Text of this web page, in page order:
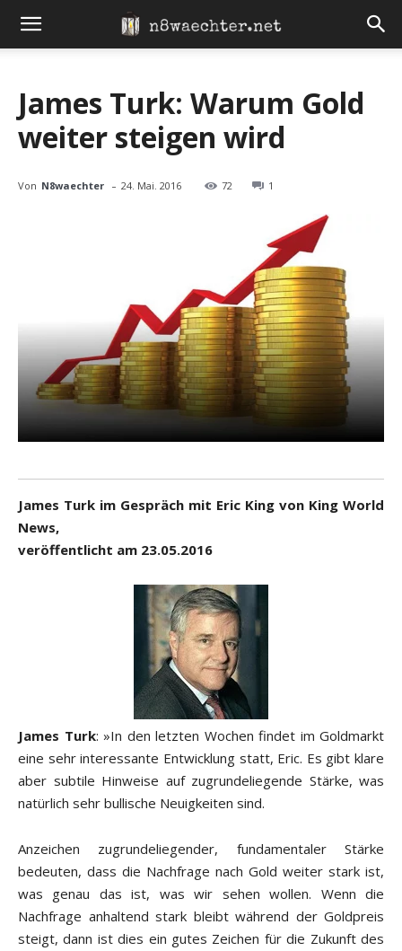
James Turk: Warum Gold
weiter steigen wird
Von N8waechter - 24. Mai. 2016 72 1
James Turk im Gespräch mit Eric King von King World
News,
veröffentlicht am 23.05.2016
James Turk: »In den letzten Wochen findet im Goldmarkt
eine sehr interessante Entwicklung statt, Eric. Es gibt klare
aber subtile Hinweise auf zugrundeliegende Stärke, was
natürlich sehr bullische Neuigkeiten sind.
Anzeichen zugrundeliegender, fundamentaler Stärke
bedeuten, dass die Nachfrage nach Gold weiter stark ist,
was genau das ist, was wir sehen wollen. Wenn die
Nachfrage anhaltend stark bleibt während der Goldpreis
steigt, dann ist dies ein gutes Zeichen für die Zukunft des